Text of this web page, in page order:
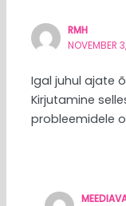
RMH
NOVEMBER
Igal juhul ajate
Kirjutamine
probleemidele